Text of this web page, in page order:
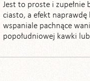
Jest to proste i zupełnie
ciasto, a efekt naprawdę
wspaniale pachnące
popołudniowej kawki